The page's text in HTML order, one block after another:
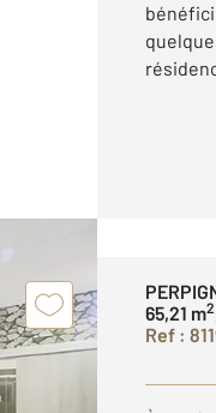
65,21 m2
Ref :